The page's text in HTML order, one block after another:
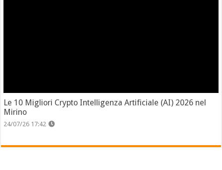
Le 10 Migliori Crypto Intelligenza Artificiale (AI) 2026 nel
Mirino
24/07/26 17:42